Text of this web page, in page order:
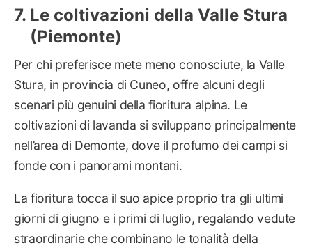
Le coltivazioni della Valle Stura
(Piemonte)
Per chi preferisce mete meno conosciute, la Valle
Stura, in provincia di Cuneo, offre alcuni degli
scenari più genuini della fioritura alpina. Le
coltivazioni di lavanda si sviluppano principalmente
nell’area di Demonte, dove il profumo dei campi si
fonde con i panorami montani.
La fioritura tocca il suo apice proprio tra gli ultimi
giorni di giugno e i primi di luglio, regalando vedute
straordinarie che combinano le tonalità della